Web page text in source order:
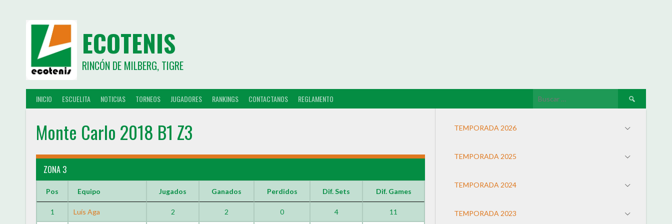
ECOTENIS
RINCÓN DE MILBERG, TIGRE
INICIO ESCUELITA NOTICIAS TORNEOS JUGADORES RANKINGS CONTACTANOS REGLAMENTO
Monte Carlo 2018 B1 Z3
ZONA 3
Pos Equipo Jugados Ganados Perdidos Dif. Sets Dif. Games
1 Luís Aga 2 2 0 4 11
TEMPORADA 2026
TEMPORADA 2025
TEMPORADA 2024
TEMPORADA 2023